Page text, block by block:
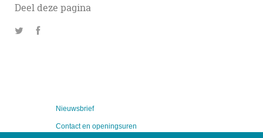
Nieuwsbrief
Contact en openingsuren
Deel deze pagina